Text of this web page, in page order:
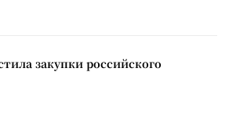
закупки российского